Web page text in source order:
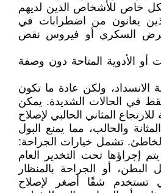
خاص للأشخاص الذين لديهم
يعانون من اضطرابات في
مرض السكري أو فيروس نقص
أو الأدوية المتاحة دون وصفة
الانسداد، ولكن عادة ما تكون
في الحالات الشديدة. يمكن
المثاني الحالبي لإصلاح
والحالب، مما يمنع البول
تشمل خيارات الجراحة:
إجراؤها تحت التخدير العام
أو الجراحة بالمنظار
تستخدم شقًا أصغر لإصلاح